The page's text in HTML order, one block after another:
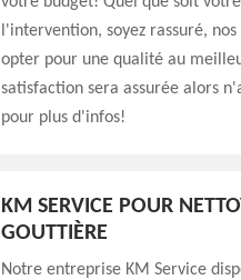
l'intervention, soyez rassuré,
opter pour une qualité au
satisfaction sera assurée alors
pour plus d'infos!
KM SERVICE POUR
GOUTTIÈRE
Notre entreprise KM Service